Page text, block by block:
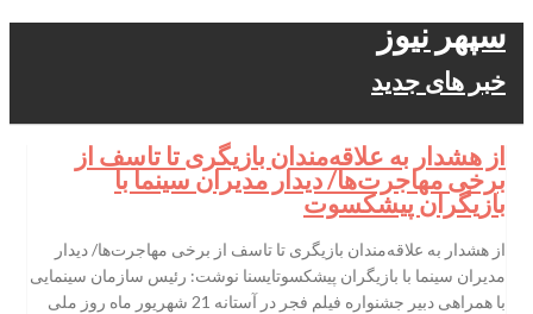
سپهر نیوز
خبر های جدید
از هشدار به علاقه‌مندان بازیگری تا تاسف از
برخی مهاجرت‌ها/ دیدار مدیران سینما با
بازیگران پیشکسوت
از هشدار به علاقه‌مندان بازیگری تا تاسف از برخی مهاجرت‌ها/ دیدار
مدیران سینما با بازیگران پیشکسوتایسنا نوشت: رئیس سازمان سینمایی
با همراهی دبیر جشنواره فیلم فجر در آستانه 21 شهریور ماه روز ملی